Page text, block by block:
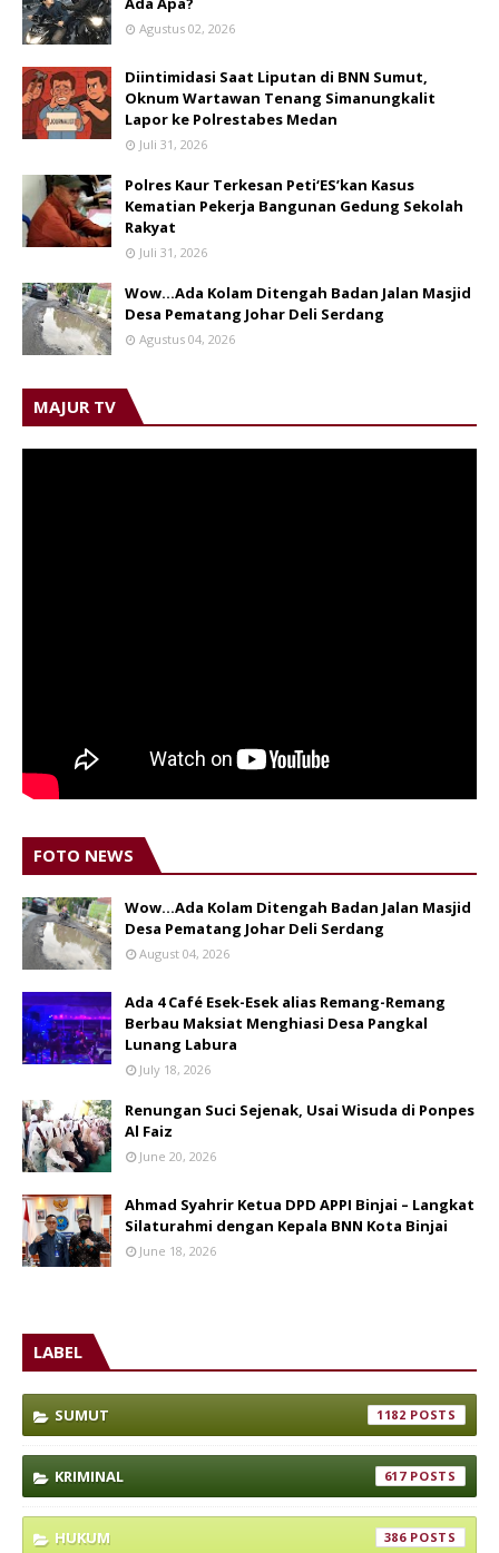
Agustus 02, 2026
Diintimidasi Saat Liputan di BNN Sumut,
Oknum Wartawan Tenang Simanungkalit
Lapor ke Polrestabes Medan
Juli 31, 2026
Polres Kaur Terkesan Peti‘ES’kan Kasus
Kematian Pekerja Bangunan Gedung Sekolah
Rakyat
Juli 31, 2026
Wow...Ada Kolam Ditengah Badan Jalan Masjid
Desa Pematang Johar Deli Serdang
Agustus 04, 2026
MAJUR TV
FOTO NEWS
Wow...Ada Kolam Ditengah Badan Jalan Masjid
Desa Pematang Johar Deli Serdang
August 04, 2026
Ada 4 Café Esek-Esek alias Remang-Remang
Berbau Maksiat Menghiasi Desa Pangkal
Lunang Labura
July 18, 2026
Renungan Suci Sejenak, Usai Wisuda di Ponpes
Al Faiz
June 20, 2026
Ahmad Syahrir Ketua DPD APPI Binjai – Langkat
Silaturahmi dengan Kepala BNN Kota Binjai
June 18, 2026
LABEL
SUMUT 1182
KRIMINAL 617
HUKUM 386